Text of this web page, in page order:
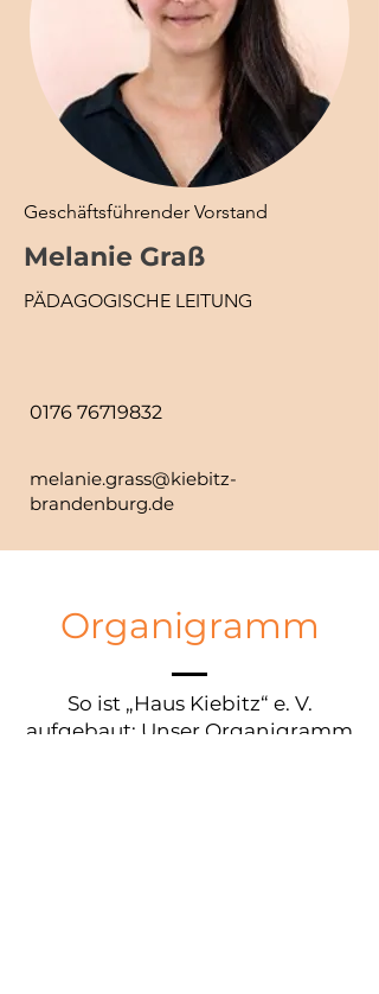
Geschäftsführender Vorstand
Melanie Graß
PÄDAGOGISCHE LEITUNG
0176 76719832
melanie.grass@kiebitz-
brandenburg.de
Organigramm
So ist „Haus Kiebitz“ e. V.
aufgebaut: Unser Organigramm